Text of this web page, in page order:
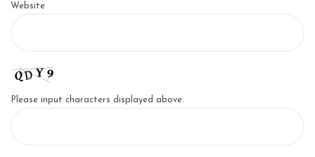
Website
Please input characters displayed above.